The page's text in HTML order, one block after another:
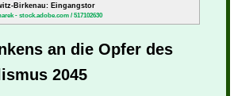
Birkenau: Eingangstor
- stock.adobe.com / 517102630
an die Opfer des
2045